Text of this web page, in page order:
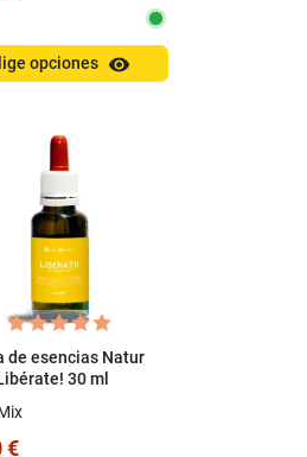
opciones visibility
de esencias Natur
30 ml
€